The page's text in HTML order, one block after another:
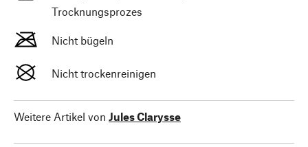
Trocknungsprozes
Nicht bügeln
Nicht trockenreinigen
Weitere Artikel von Jules Clarysse